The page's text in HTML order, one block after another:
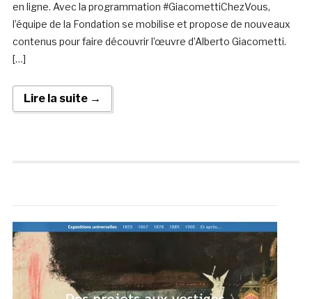
en ligne. Avec la programmation #GiacomettiChezVous,
l’équipe de la Fondation se mobilise et propose de nouveaux
contenus pour faire découvrir l’œuvre d’Alberto Giacometti.
[…]
Lire la suite →